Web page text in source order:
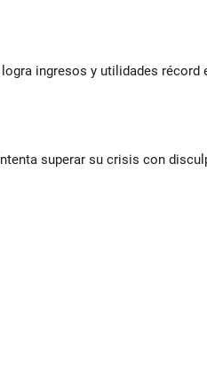
ingresos y utilidades récord
superar su crisis con